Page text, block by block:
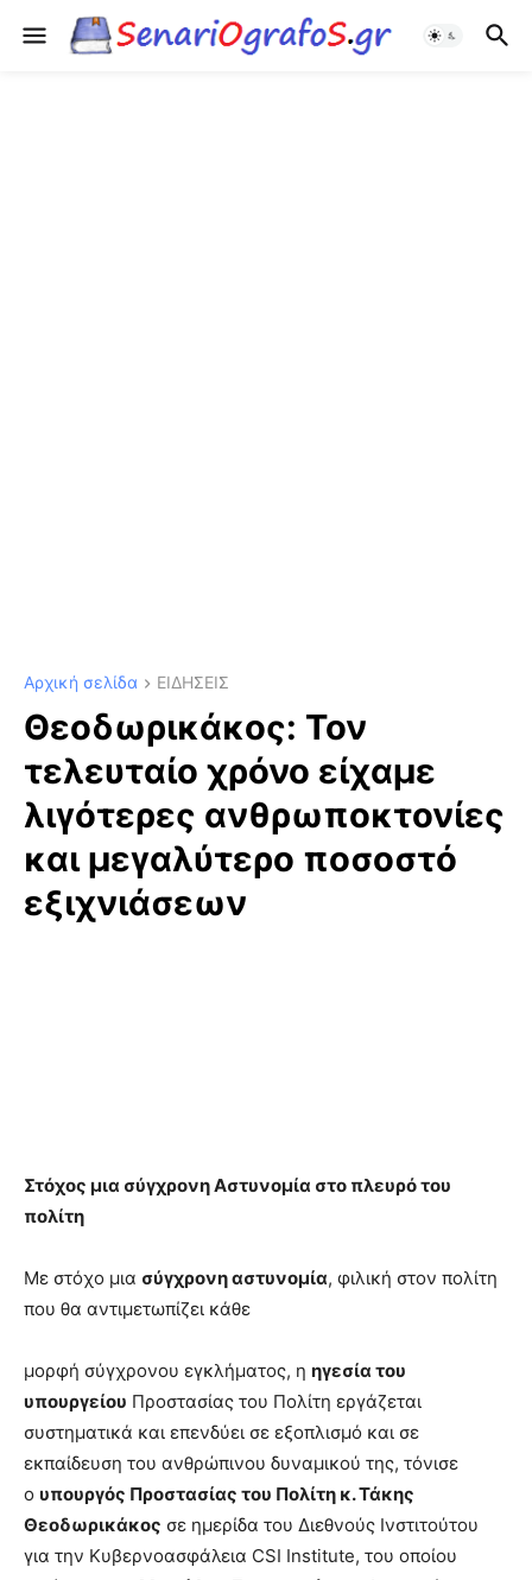
Αρχική σελίδα ΕΙΔΗΣΕΙΣ
Θεοδωρικάκος: Τον
τελευταίο χρόνο είχαμε
λιγότερες ανθρωποκτονίες
και μεγαλύτερο ποσοστό
εξιχνιάσεων
Στόχος μια σύγχρονη Αστυνομία στο πλευρό του
πολίτη
Με στόχο μια σύγχρονη αστυνομία, φιλική στον πολίτη
που θα αντιμετωπίζει κάθε
μορφή σύγχρονου εγκλήματος, η ηγεσία του
υπουργείου Προστασίας του Πολίτη εργάζεται
συστηματικά και επενδύει σε εξοπλισμό και σε
εκπαίδευση του ανθρώπινου δυναμικού της, τόνισε
ο υπουργός Προστασίας του Πολίτη κ. Τάκης
Θεοδωρικάκος σε ημερίδα του Διεθνούς Ινστιτούτου
για την Κυβερνοασφάλεια CSI Institute, του οποίου